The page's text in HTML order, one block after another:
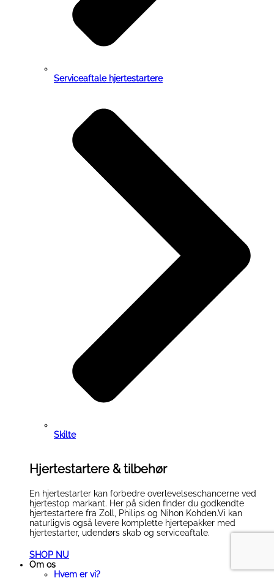
Serviceaftale hjertestartere
Skilte
Hjertestartere & tilbehør
En hjertestarter kan forbedre overlevelseschancerne ved
hjertestop markant. Her på siden finder du godkendte
hjertestartere fra Zoll, Philips og Nihon Kohden.Vi kan
naturligvis også levere komplette hjertepakker med
hjertestarter, udendørs skab og serviceaftale.
SHOP NU
Om os
Hvem er vi?